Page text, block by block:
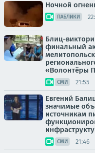
Ночной
ПАБЛИКИ
Блиц-
финальный
«Волонтёры
СМИ 21:55
Евгений
значимые
источникам
СМИ 21:46